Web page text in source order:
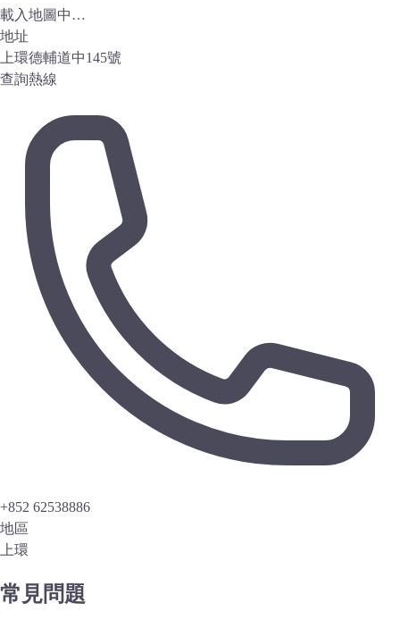
載入地圖中…
地址
上環德輔道中145號
查詢熱線
+852 62538886
地區
上環
常見問題